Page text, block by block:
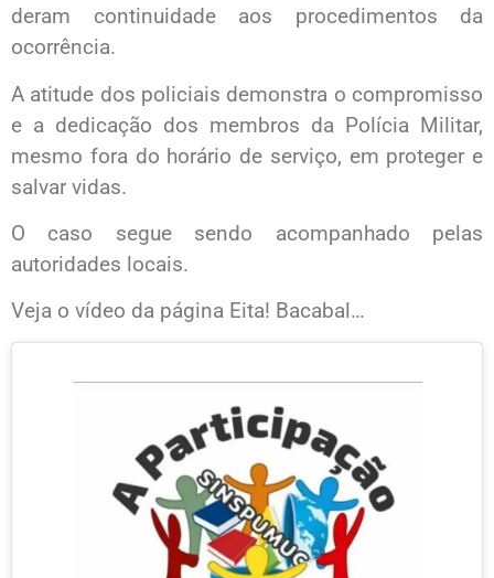
deram continuidade aos procedimentos da
ocorrência.
A atitude dos policiais demonstra o compromisso
e a dedicação dos membros da Polícia Militar,
mesmo fora do horário de serviço, em proteger e
salvar vidas.
O caso segue sendo acompanhado pelas
autoridades locais.
Veja o vídeo da página Eita! Bacabal…